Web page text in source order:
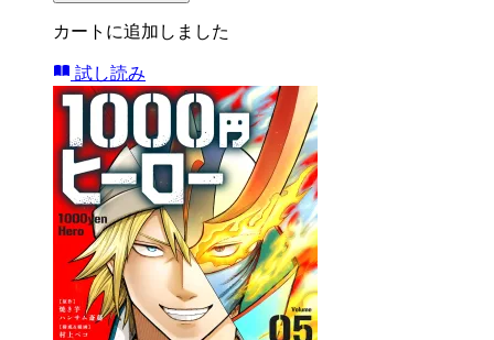
カートに追加しました
試し読み